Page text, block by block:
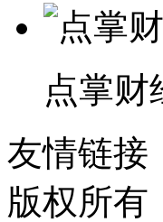
点掌财
友情链接
版权所有